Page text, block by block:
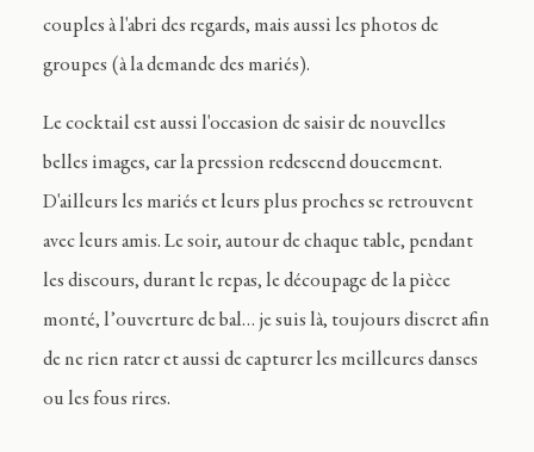
couples à l'abri des regards, mais aussi les photos de
groupes (à la demande des mariés).
Le cocktail est aussi l'occasion de saisir de nouvelles
belles images, car la pression redescend doucement.
D'ailleurs les mariés et leurs plus proches se retrouvent
avec leurs amis. Le soir, autour de chaque table, pendant
les discours, durant le repas, le découpage de la pièce
monté, l’ouverture de bal… je suis là, toujours discret afin
de ne rien rater et aussi de capturer les meilleures danses
ou les fous rires.